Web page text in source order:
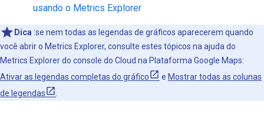
usando o Metrics Explorer
Dica :se nem todas as legendas de gráficos aparecerem quando
você abrir o Metrics Explorer, consulte estes tópicos na ajuda do
Metrics Explorer do console do Cloud na Plataforma Google Maps:
Ativar as legendas completas do gráfico
e Mostrar todas as colunas
de legendas